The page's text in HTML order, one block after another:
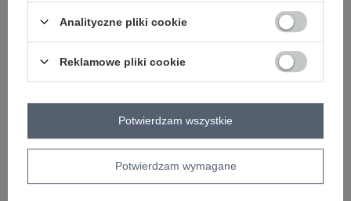
sposób prania : pranie w pralce w 30°C
Kod produktu
DHJ-SP-5583-1.83
Marka
ITALY MODA
typ produktu
spodnie materiałowe szwedy
elegancki
okazja
codzienne do pracy wizytowe
gładki
Analityczne pliki cookie
Reklamowe pliki cookie
Potwierdzam wymagane
Potwierdzam wszystkie